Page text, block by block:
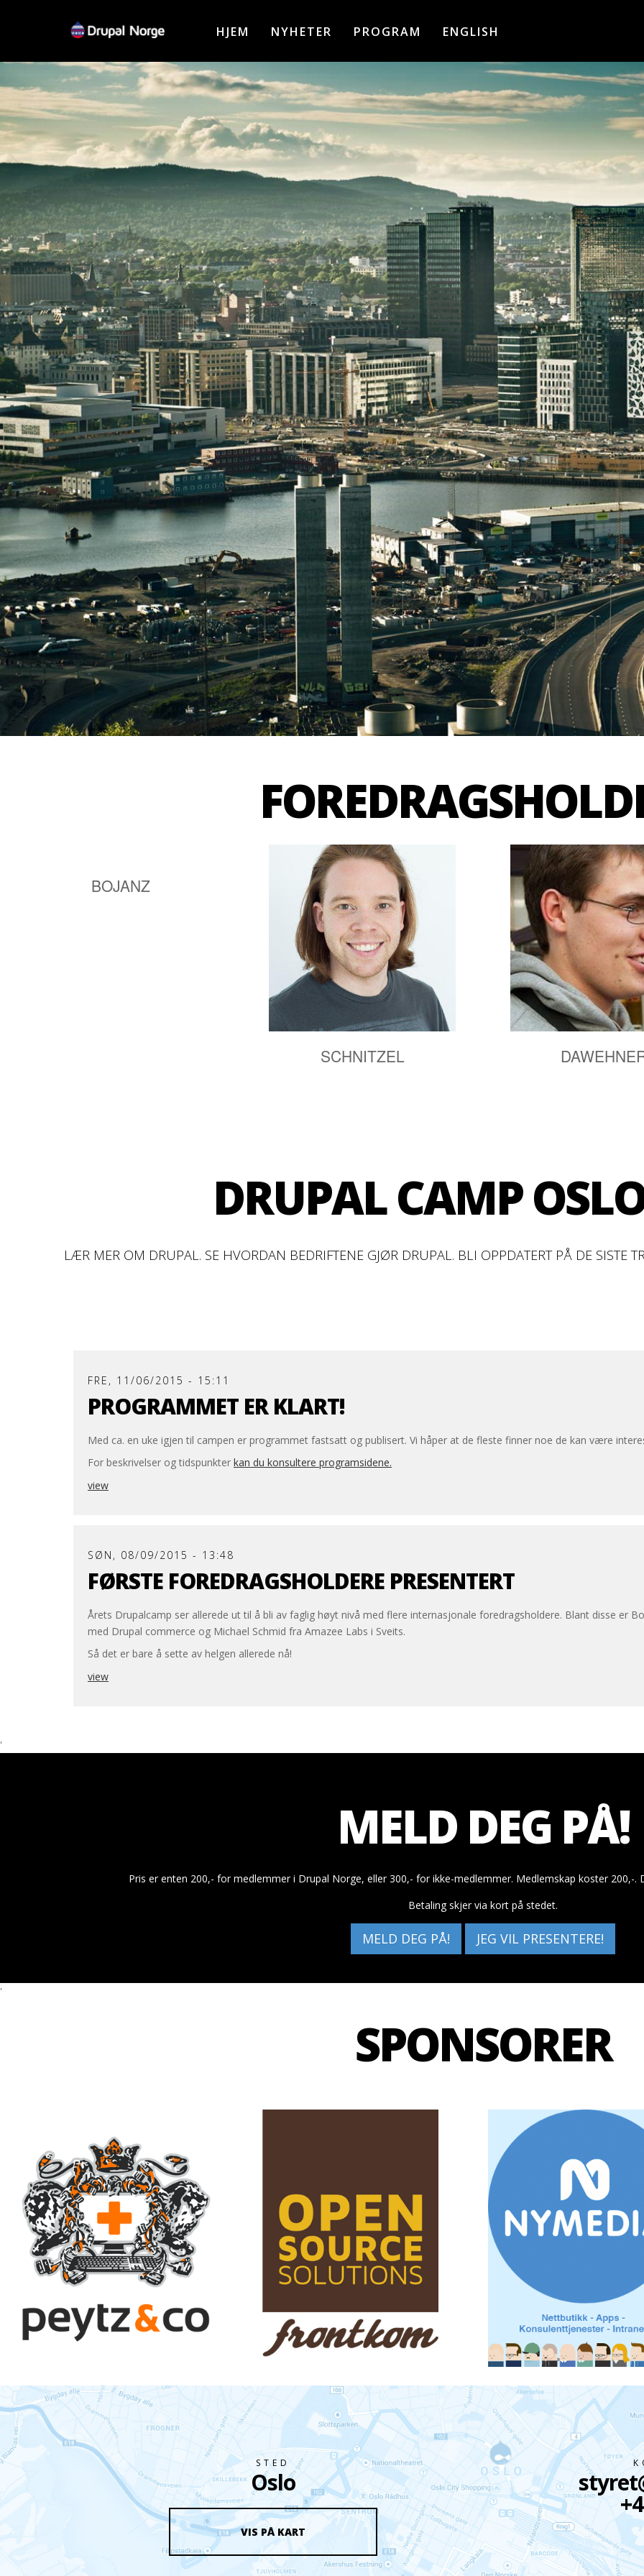
HJEM NYHETER PROGRAM ENGLISH
MELD DEG PÅ!
BOJANZ
FOREDRAG BRUKERPROFIL
SCHNITZEL
FOREDRAG
DRUPAL CAMP
LÆR MER OM DRUPAL. SE HVORDAN BEDRIFTENE GJØR DRUPAL. BLI OPPDATERT PÅ DE SISTE
FRE, 11/06/2015 - 15:11
PROGRAMMET ER KLART!
Med ca. en uke igjen til campen er programmet fastsatt og publisert. Vi håper at de fleste finner noe de kan være
For beskrivelser og tidspunkter kan du konsultere programsidene.
view
SØN, 08/09/2015 - 13:48
FØRSTE FOREDRAGSHOLDERE PRESENTERT
Årets Drupalcamp ser allerede ut til å bli av faglig høyt nivå med flere internasjonale foredragsholdere. Blant disse er
med Drupal commerce og Michael Schmid fra Amazee Labs i Sveits.
Så det er bare å sette av helgen allerede nå!
view
'
MELD DEG PÅ!
Pris er enten 200,- for medlemmer i Drupal Norge, eller 300,- for ikke-medlemmer. Medlemskap koster 200,-.
Betaling skjer via kort på stedet.
MELD DEG PÅ! JEG VIL PRESENTERE!
'
SPONSORER
PEYTZ & CO
Et fullservice webbyrå med fokus p​​å det
kommunikative nettet
http://peytz.no/
FRONTKOM
Gode digitale opplevelser & smidig utvikling. We ♥
the web!
http://frontkom.no
NY MEDIA
Med over 13 års erfaring og et
annerledes syn på netthandel
nyskapende og effektive
skreddersydd til dine kunders
http://www.nymedia.no
STED
Oslo
VIS PÅ KART